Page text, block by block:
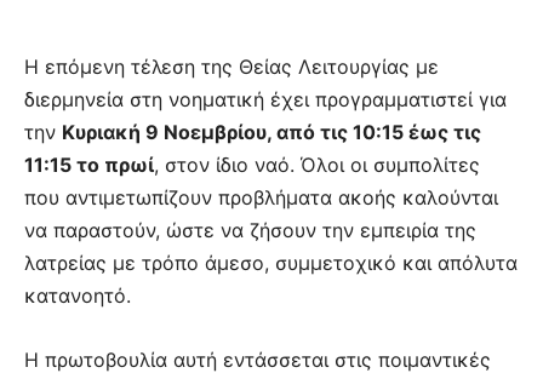
Η επόμενη τέλεση της Θείας Λειτουργίας με
διερμηνεία στη νοηματική έχει προγραμματιστεί για
την Κυριακή 9 Νοεμβρίου, από τις 10:15 έως τις
11:15 το πρωί, στον ίδιο ναό. Όλοι οι συμπολίτες
που αντιμετωπίζουν προβλήματα ακοής καλούνται
να παραστούν, ώστε να ζήσουν την εμπειρία της
λατρείας με τρόπο άμεσο, συμμετοχικό και απόλυτα
κατανοητό.
Η πρωτοβουλία αυτή εντάσσεται στις ποιμαντικές